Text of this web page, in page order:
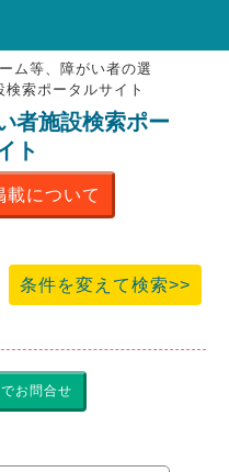
クマーク
問
ム等、障がい者の選
索ポータルサイト
者施設検索ポー
ト
載について
条件を変えて検索>>
お問合せ